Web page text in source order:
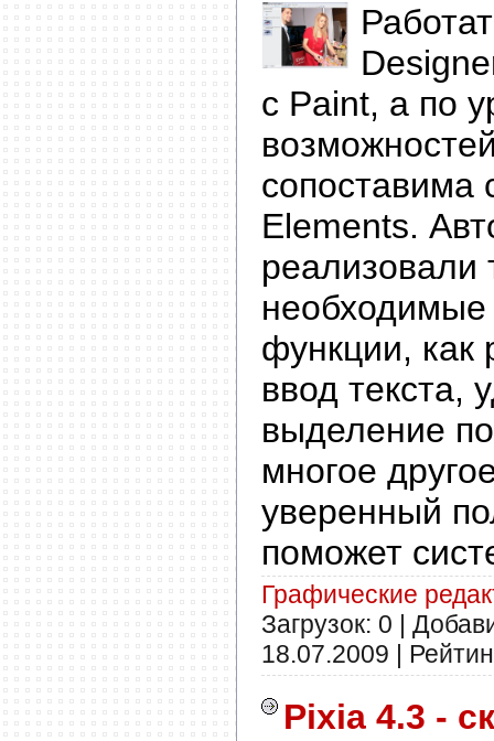
с Paint, а по
сопоставима
Elements.
реализовали
функции, как
ввод текста,
выделение
многое
уверенный
поможет
Графические
Загрузок: 0 |
18.07.2009 |
Pixia 4.3 -